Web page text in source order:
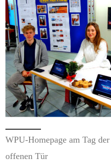
WPU-Homepage am Tag der
offenen Tür